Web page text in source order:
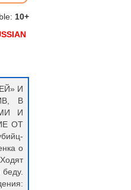
10+
И
В
И
ОТ
о